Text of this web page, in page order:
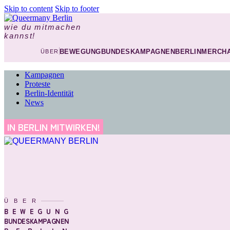
Skip to content Skip to footer
wie du mitmachen
kannst!
ÜBER BEWEGUNGBUNDESKAMPAGNENBERLIN
Kampagnen
Proteste
Berlin-Identität
News
IN BERLIN MITWIRKEN!
ÜBER
BEWEGUNG
BUNDESKAMPAGNEN